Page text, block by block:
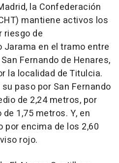
la Confederación
mantiene activos los
riesgo de
en el tramo entre
Fernando de Henares,
la localidad de Titulcia.
paso por San Fernando
de 2,24 metros, por
1,75 metros. Y, en
por encima de los 2,60
rojo.